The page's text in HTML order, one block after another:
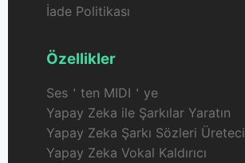
İade Politikası
Özellikler
Ses＇ten MIDI＇ye
Yapay Zeka ile Şarkılar Yaratın
Yapay Zeka Şarkı Sözleri Üreteci
Yapay Zeka Vokal Kaldırıcı